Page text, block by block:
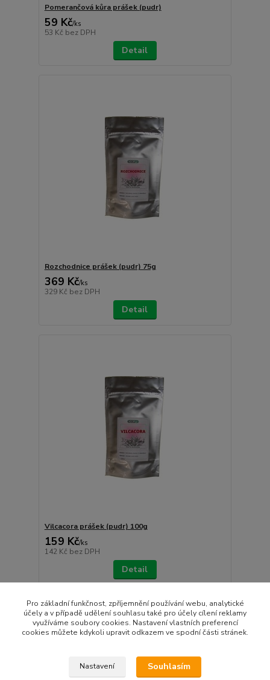
Pomerančová kůra prášek (pudr)
59 Kč/ks
53 Kč bez DPH
Detail
Rozchodnice prášek (pudr) 75g
369 Kč/ks
329 Kč bez DPH
Detail
Vilcacora prášek (pudr) 100g
159 Kč/ks
142 Kč bez DPH
Detail
strana z 1
Pro základní funkčnost, zpříjemnění používání webu, analytické
účely a v případě udělení souhlasu také pro účely cílení reklamy
využíváme soubory cookies. Nastavení vlastních preferencí
cookies můžete kdykoli upravit odkazem ve spodní části stránek.
Nastavení Souhlasím